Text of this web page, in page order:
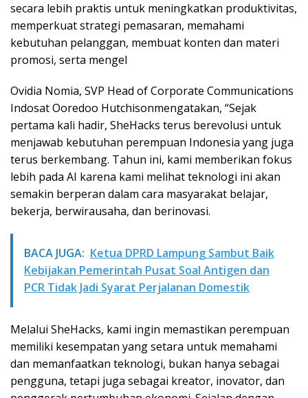
secara lebih praktis untuk meningkatkan produktivitas,
memperkuat strategi pemasaran, memahami
kebutuhan pelanggan, membuat konten dan materi
promosi, serta mengel
Ovidia Nomia, SVP Head of Corporate Communications
Indosat Ooredoo Hutchisonmengatakan, “Sejak
pertama kali hadir, SheHacks terus berevolusi untuk
menjawab kebutuhan perempuan Indonesia yang juga
terus berkembang. Tahun ini, kami memberikan fokus
lebih pada AI karena kami melihat teknologi ini akan
semakin berperan dalam cara masyarakat belajar,
bekerja, berwirausaha, dan berinovasi.
BACA JUGA: Ketua DPRD Lampung Sambut Baik
Kebijakan Pemerintah Pusat Soal Antigen dan
PCR Tidak Jadi Syarat Perjalanan Domestik
Melalui SheHacks, kami ingin memastikan perempuan
memiliki kesempatan yang setara untuk memahami
dan memanfaatkan teknologi, bukan hanya sebagai
pengguna, tetapi juga sebagai kreator, inovator, dan